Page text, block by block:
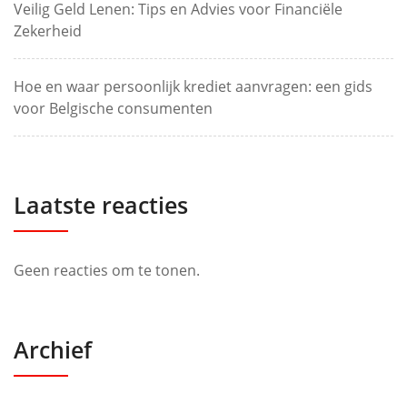
Veilig Geld Lenen: Tips en Advies voor Financiële
Zekerheid
Hoe en waar persoonlijk krediet aanvragen: een gids
voor Belgische consumenten
Laatste reacties
Geen reacties om te tonen.
Archief